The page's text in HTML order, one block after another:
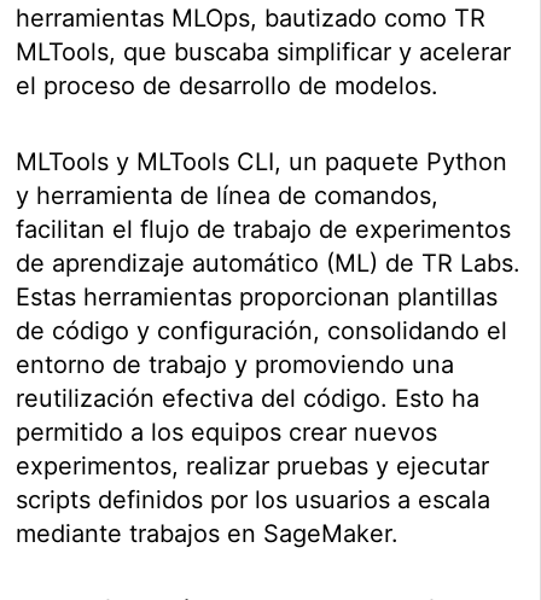
herramientas MLOps, bautizado como TR
MLTools, que buscaba simplificar y acelerar
el proceso de desarrollo de modelos.
MLTools y MLTools CLI, un paquete Python
y herramienta de línea de comandos,
facilitan el flujo de trabajo de experimentos
de aprendizaje automático (ML) de TR Labs.
Estas herramientas proporcionan plantillas
de código y configuración, consolidando el
entorno de trabajo y promoviendo una
reutilización efectiva del código. Esto ha
permitido a los equipos crear nuevos
experimentos, realizar pruebas y ejecutar
scripts definidos por los usuarios a escala
mediante trabajos en SageMaker.